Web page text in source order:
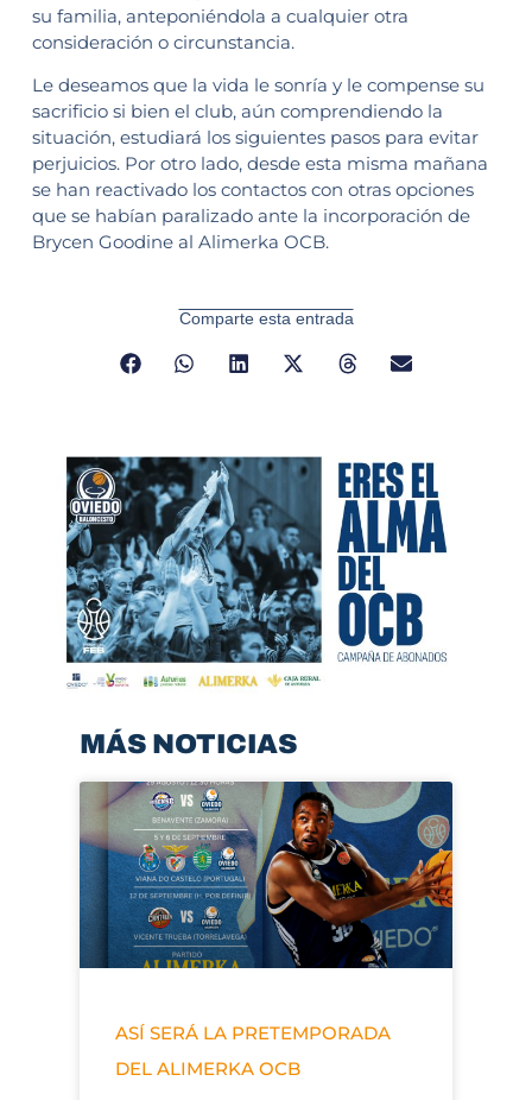
su familia, anteponiéndola a cualquier otra
consideración o circunstancia.
Le deseamos que la vida le sonría y le compense su
sacrificio si bien el club, aún comprendiendo la
situación, estudiará los siguientes pasos para evitar
perjuicios. Por otro lado, desde esta misma mañana
se han reactivado los contactos con otras opciones
que se habían paralizado ante la incorporación de
Brycen Goodine al Alimerka OCB.
Comparte esta entrada
MÁS NOTICIAS
ASÍ SERÁ LA PRETEMPORADA
DEL ALIMERKA OCB